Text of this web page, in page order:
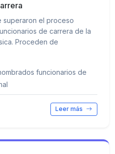
superaron el proceso
de carrera de la
Proceden de
funcionarios de
Leer más